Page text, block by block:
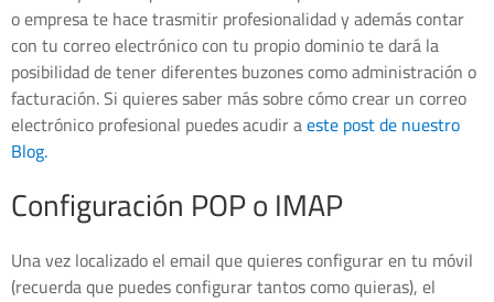
o empresa te hace trasmitir profesionalidad y además contar
con tu correo electrónico con tu propio dominio te dará la
posibilidad de tener diferentes buzones como administración o
facturación. Si quieres saber más sobre cómo crear un correo
electrónico profesional puedes acudir aeste post de nuestro
Blog.
Configuración POP o IMAP
Una vez localizado el email que quieres configurar en tu móvil
(recuerda que puedes configurar tantos como quieras), el